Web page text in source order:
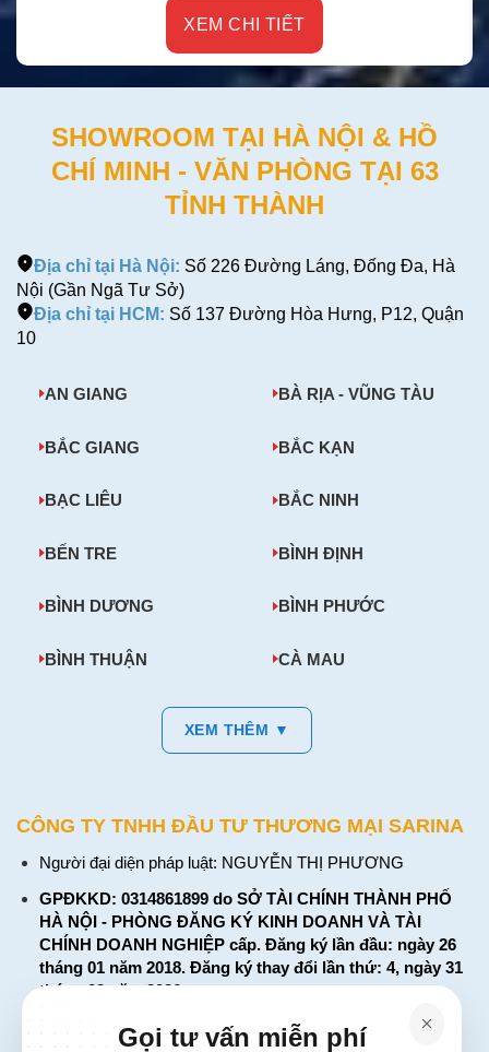
XEM CHI TIẾT
SHOWROOM TẠI HÀ NỘI & HỒ
CHÍ MINH - VĂN PHÒNG TẠI 63
TỈNH THÀNH
Địa chỉ tại Hà Nội: Số 226 Đường Láng, Đống Đa, Hà
Nội (Gần Ngã Tư Sở)
Địa chỉ tại HCM: Số 137 Đường Hòa Hưng, P12, Quận
10
AN GIANG BÀ RỊA - VŨNG TÀU
BẮC GIANG BẮC KẠN
BẠC LIÊU BẮC NINH
BẾN TRE BÌNH ĐỊNH
BÌNH DƯƠNG BÌNH PHƯỚC
BÌNH THUẬN CÀ MAU
XEM THÊM ▼
CÔNG TY TNHH ĐẦU TƯ THƯƠNG MẠI SARINA
Người đại diện pháp luật: NGUYỄN THỊ PHƯƠNG
GPĐKKD: 0314861899 do SỞ TÀI CHÍNH THÀNH PHỐ
HÀ NỘI - PHÒNG ĐĂNG KÝ KINH DOANH VÀ TÀI
CHÍNH DOANH NGHIỆP cấp. Đăng ký lần đầu: ngày 26
tháng 01 năm 2018. Đăng ký thay đổi lần thứ: 4, ngày 31
tháng 03 năm 2026
226 Đường Láng, Đống Đa, Hà Nội
Gọi tư vấn miễn phí